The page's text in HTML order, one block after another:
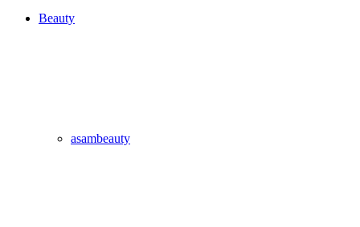
Beauty
asambeauty